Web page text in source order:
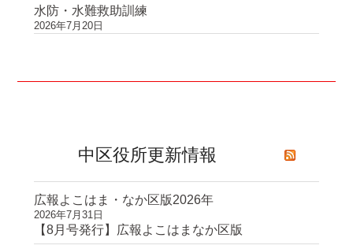
水防・水難救助訓練
2026年7月20日
中区役所更新情報
広報よこはま・なか区版2026年
2026年7月31日
【8月号発行】広報よこはまなか区版